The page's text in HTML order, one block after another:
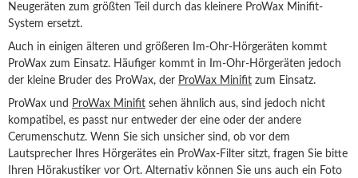
Neugeräten zum größten Teil durch das kleinere ProWax Minifit-
System ersetzt.
Auch in einigen älteren und größeren Im-Ohr-Hörgeräten kommt
ProWax zum Einsatz. Häufiger kommt in Im-Ohr-Hörgeräten jedoch
der kleine Bruder des ProWax, der ProWax Minifit zum Einsatz.
ProWax und ProWax Minifit sehen ähnlich aus, sind jedoch nicht
kompatibel, es passt nur entweder der eine oder der andere
Cerumenschutz. Wenn Sie sich unsicher sind, ob vor dem
Lautsprecher Ihres Hörgerätes ein ProWax-Filter sitzt, fragen Sie bitte
Ihren Hörakustiker vor Ort. Alternativ können Sie uns auch ein Foto